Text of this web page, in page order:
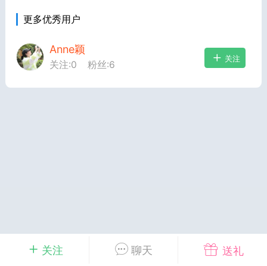
关注 聊天 送礼
更多优秀用户
Anne颖
关注:0 粉丝:6
关注